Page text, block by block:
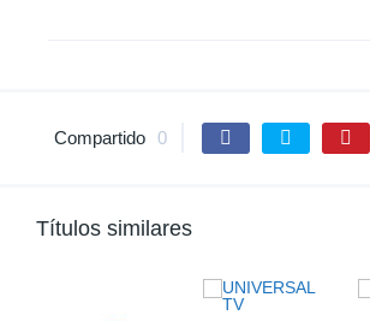
Compartido 0
Títulos similares